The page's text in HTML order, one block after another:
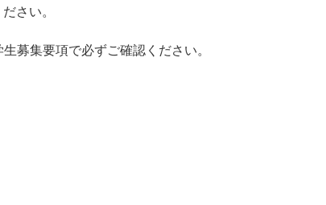
さい。
募集要項で必ずご確認ください。